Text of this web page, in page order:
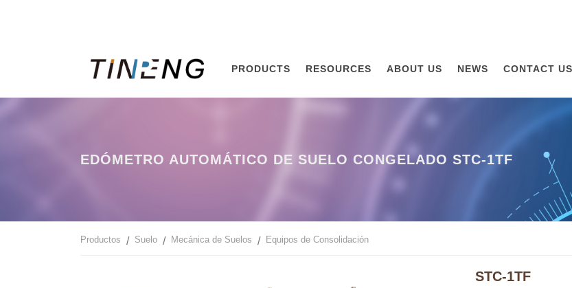
PRODUCTS RESOURCES ABOUT US NEWS CONTACT US
EDÓMETRO AUTOMÁTICO DE SUELO CONGELADO STC-1TF
Productos Suelo Mecánica de Suelos Equipos de Consolidación
STC-1TF